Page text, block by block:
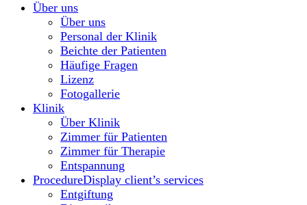
Über uns
Über uns
Personal der Klinik
Beichte der Patienten
Häufige Fragen
Lizenz
Fotogallerie
Klinik
Über Klinik
Zimmer für Patienten
Zimmer für Therapie
Entspannung
ProcedureDisplay client’s services
Entgiftung